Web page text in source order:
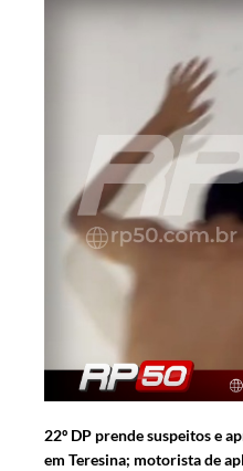
22º DP prende suspeitos e
em Teresina; motorista de